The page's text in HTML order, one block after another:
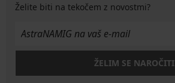
Želite biti na tekočem z novostmi?
ŽELIM SE NAROČITI